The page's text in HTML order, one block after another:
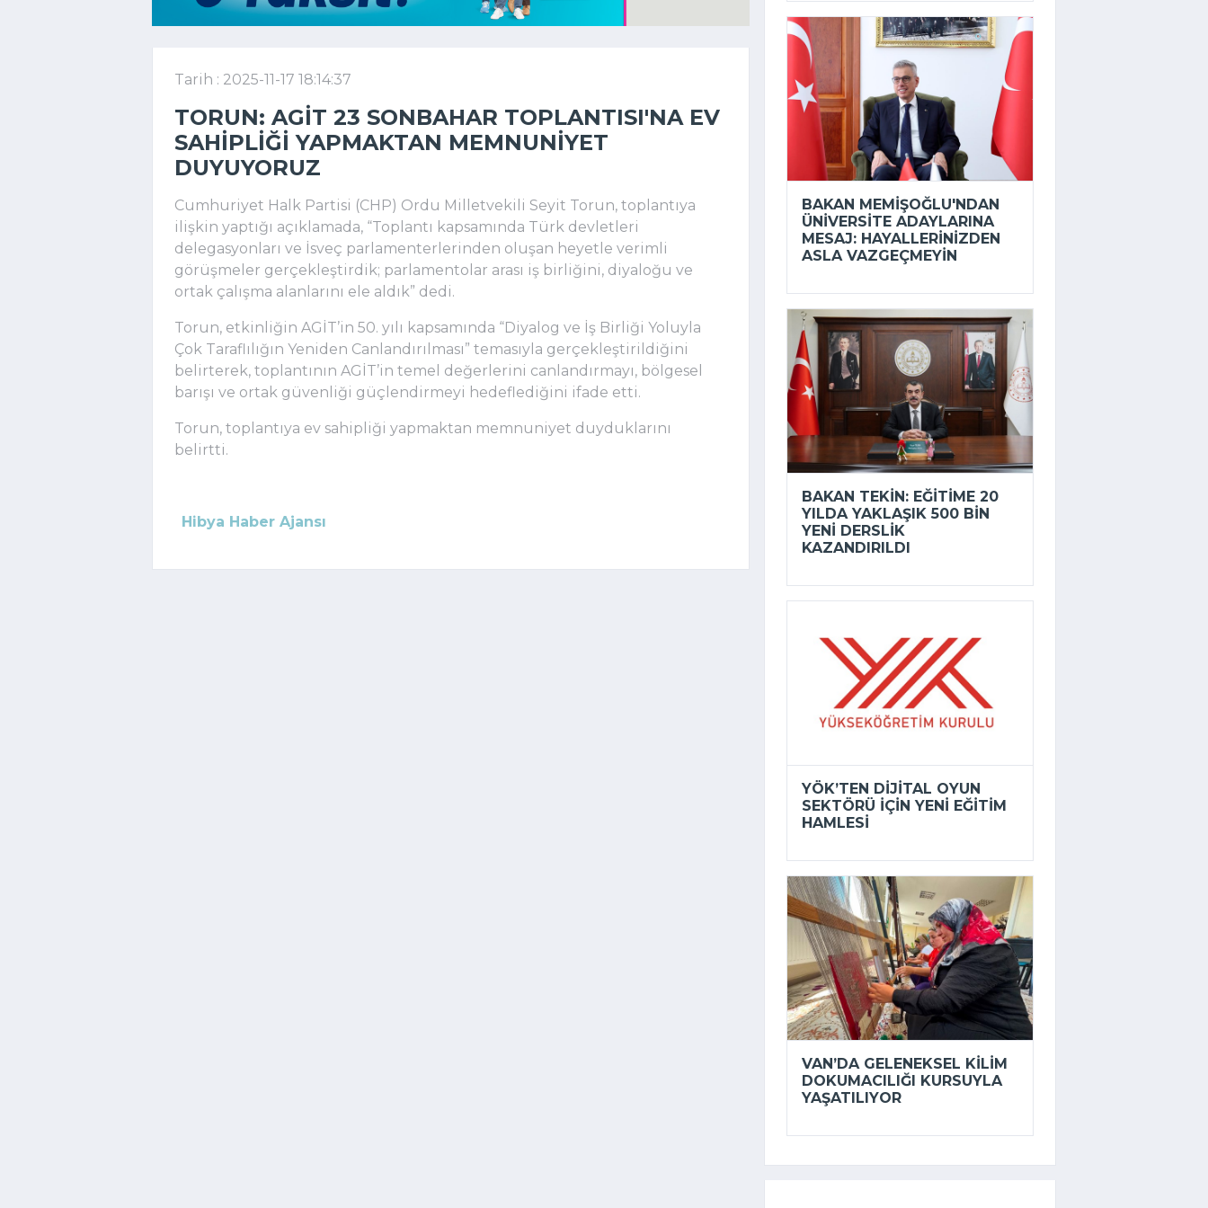
Tarih : 2025-11-17 18:14:37
TORUN: AGİT 23 SONBAHAR TOPLANTISI'NA EV
SAHIPLIĞI YAPMAKTAN MEMNUNIYET
DUYUYORUZ
Cumhuriyet Halk Partisi (CHP) Ordu Milletvekili Seyit Torun, toplantıya
ilişkin yaptığı açıklamada, “Toplantı kapsamında Türk devletleri
delegasyonları ve İsveç parlamenterlerinden oluşan heyetle verimli
görüşmeler gerçekleştirdik; parlamentolar arası iş birliğini, diyaloğu ve
ortak çalışma alanlarını ele aldık” dedi.
Torun, etkinliğin AGİT’in 50. yılı kapsamında “Diyalog ve İş Birliği Yoluyla
Çok Taraflılığın Yeniden Canlandırılması” temasıyla gerçekleştirildiğini
belirterek, toplantının AGİT’in temel değerlerini canlandırmayı, bölgesel
barışı ve ortak güvenliği güçlendirmeyi hedeflediğini ifade etti.
Torun, toplantıya ev sahipliği yapmaktan memnuniyet duyduklarını
belirtti.
Hibya Haber Ajansı
BAKAN MEMIŞOĞLU'NDAN
ÜNIVERSITE ADAYLARINA
MESAJ: HAYALLERINIZDEN
ASLA VAZGEÇMEYIN
BAKAN TEKIN: EĞITIME 20
YILDA YAKLAŞIK 500 BIN
YENI DERSLIK
KAZANDIRILDI
YÖK’TEN DIJITAL OYUN
SEKTÖRÜ IÇIN YENI EĞITIM
HAMLESI
VAN’DA GELENEKSEL KILIM
DOKUMACILIĞI KURSUYLA
YAŞATILIYOR